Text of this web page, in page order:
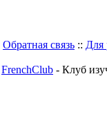
Обратная связь :: Для
FrenchClub - Клуб